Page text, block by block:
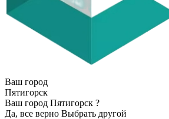
Ваш город
Пятигорск
Ваш город Пятигорск ?
Да, все верно Выбрать другой